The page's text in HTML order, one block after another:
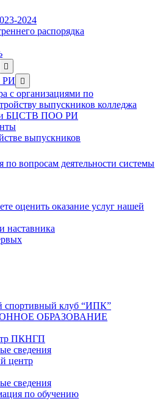
2024
распорядка
Show
sub
menuShow
sub
menu
с организациями по
выпускников колледжа
БЦСТВ ПОО РИ
выпускников
по вопросам деятельности системы
оценить оказание услуг нашей
наставника
спортивный клуб “ИПК”
ОБРАЗОВАНИЕ
ПКНГП
сведения
центр
сведения
по обучению